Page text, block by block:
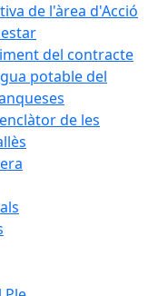
de l'àrea d'Acció
del contracte
potable del
de les